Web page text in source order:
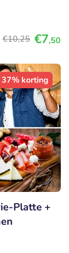
€10,25 €7,50
37% korting
Platte +